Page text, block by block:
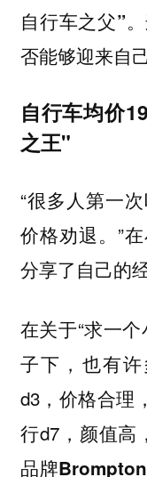
自行车之父”。
否能够迎来自
自行车均价
之王"
“很多人第一
价格劝退。”
分享了自己的经
在关于“求一
子下，也有
d3，价格合理
行d7，颜值高
品牌